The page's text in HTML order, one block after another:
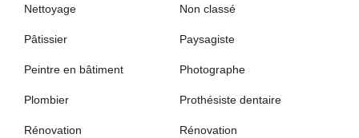
Nettoyage Non classé
Pâtissier Paysagiste
Peintre en bâtiment Photographe
Plombier Prothésiste dentaire
Rénovation Rénovation